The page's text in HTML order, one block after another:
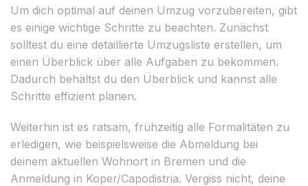
Um dich optimal auf deinen Umzug vorzubereiten, gibt
es einige wichtige Schritte zu beachten. Zunächst
solltest du eine detaillierte Umzugsliste erstellen, um
einen Überblick über alle Aufgaben zu bekommen.
Dadurch behältst du den Überblick und kannst alle
Schritte effizient planen.
Weiterhin ist es ratsam, frühzeitig alle Formalitäten zu
erledigen, wie beispielsweise die Abmeldung bei
deinem aktuellen Wohnort in Bremen und die
Anmeldung in Koper/Capodistria. Vergiss nicht, deine